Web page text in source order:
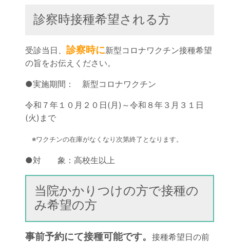
診察時接種希望される方
受診当日、 診察時に新型コロナワクチン接種希望
の旨をお伝えください。
●実施期間： 新型コロナワクチン
令和７年１０月２０日(月)～令和８年３月３１日
(火)まで
※ワクチンの在庫がなくなり次第終了となります。
●対 象：高校生以上
当院かかりつけの方で接種の
み希望の方
事前予約にて接種可能です。 接種希望日の前